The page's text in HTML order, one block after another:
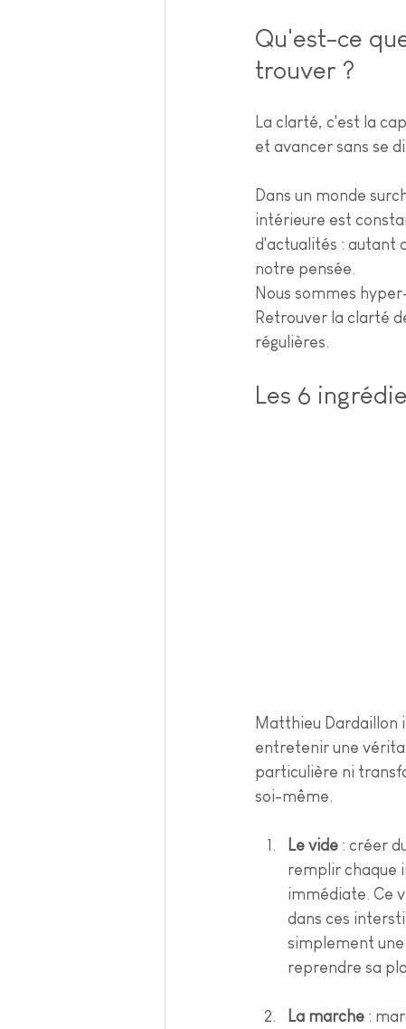
Qu'est-ce
trouver ?
La clarté, c'est la
et avancer sans se
Dans un monde
intérieure est
d'actualités : autant
notre pensée.
Nous sommes
Retrouver la clarté
régulières.
Les 6
Matthieu Dardaillon
entretenir une
particulière ni
soi-même.
Le vide : créer
remplir chaque
immédiate. Ce
dans ces
simplement
reprendre sa
La marche :